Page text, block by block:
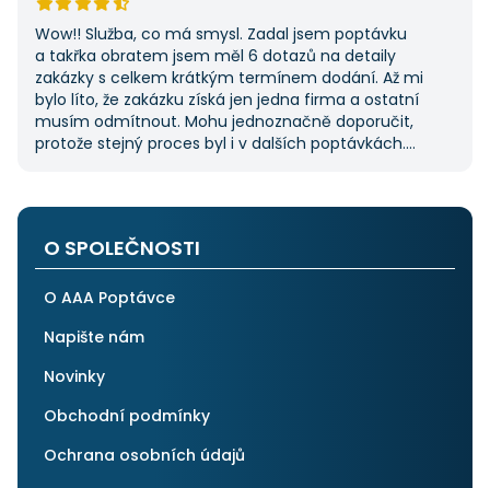
Wow!! Služba, co má smysl. Zadal jsem poptávku
a takřka obratem jsem měl 6 dotazů na detaily
zakázky s celkem krátkým termínem dodání. Až mi
bylo líto, že zakázku získá jen jedna firma a ostatní
musím odmítnout. Mohu jednoznačně doporučit,
protože stejný proces byl i v dalších poptávkách.
O SPOLEČNOSTI
O AAA Poptávce
Napište nám
Novinky
Obchodní podmínky
Ochrana osobních údajů